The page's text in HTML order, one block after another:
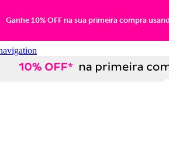
Ganhe 10% OFF na sua primeira compra